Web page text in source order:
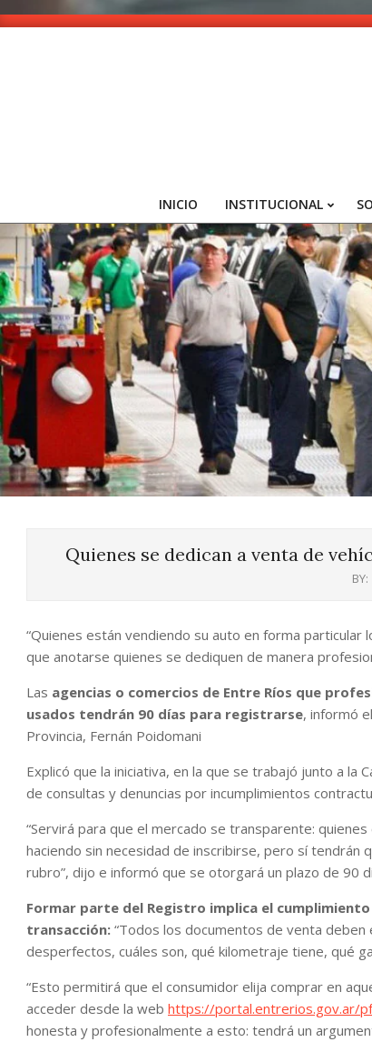
Skip
INICIO INSTITUCIONAL
Quienes se dedican a venta de
BY:
“Quienes están vendiendo su auto en forma
que anotarse quienes se dediquen de manera
Las agencias o comercios de Entre Ríos que
usados tendrán 90 días para registrarse, informó
Provincia, Fernán Poidomani
Explicó que la iniciativa, en la que se trabajó junto a
de consultas y denuncias por incumplimientos
“Servirá para que el mercado se transparente:
haciendo sin necesidad de inscribirse, pero sí
rubro”, dijo e informó que se otorgará un plazo de 90
Formar parte del Registro implica el
transacción: “Todos los documentos de venta
desperfectos, cuáles son, qué kilometraje tiene, qué
“Esto permitirá que el consumidor elija comprar en
acceder desde la web https://portal.entrerios.gov.ar/
honesta y profesionalmente a esto: tendrá un